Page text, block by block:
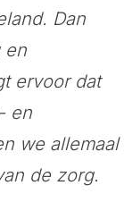
Dan
en
ervoor dat
en
we allemaal
de zorg.